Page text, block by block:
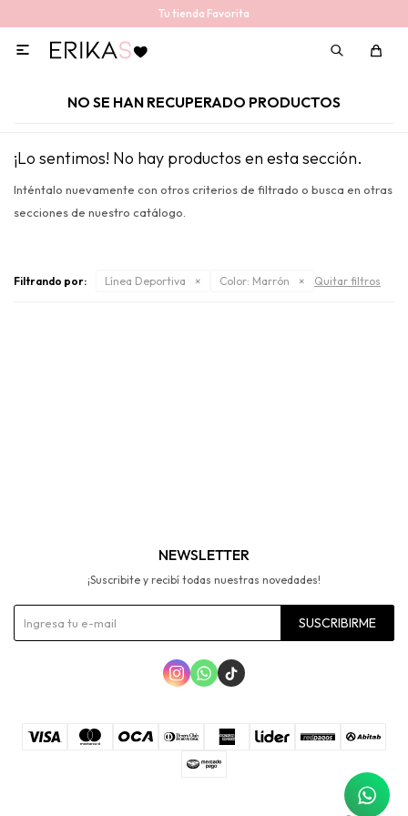
Tu tienda Favorita

NO SE HAN RECUPERADO PRODUCTOS
¡Lo sentimos! No hay productos en esta sección.
Inténtalo nuevamente con otros criterios de filtrado o busca en otras
secciones de nuestro catálogo.
Filtrando por: Línea Deportiva Color: Marrón Quitar filtros
NEWSLETTER
¡Suscribite y recibí todas nuestras novedades!
SUSCRIBIRME
  